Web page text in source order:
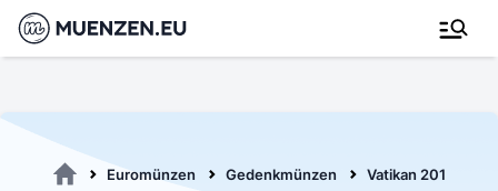
Euromünzen Gedenkmünzen Vatikan 2012